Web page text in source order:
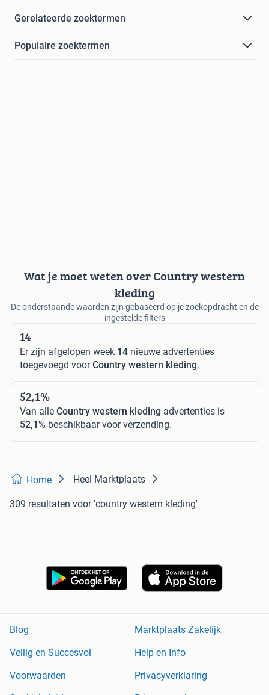
Gerelateerde zoektermen
Populaire zoektermen
Wat je moet weten over Country western
kleding
De onderstaande waarden zijn gebaseerd op je zoekopdracht en de
ingestelde filters
14
Er zijn afgelopen week 14 nieuwe advertenties
toegevoegd voorCountry western kleding.
52,1%
Van alle Country western kleding advertenties is
52,1% beschikbaar voor verzending.
Home Heel Marktplaats
309 resultaten voor 'country western kleding'
Blog
Marktplaats Zakelijk
Veilig en Succesvol
Help en Info
Voorwaarden
Privacyverklaring